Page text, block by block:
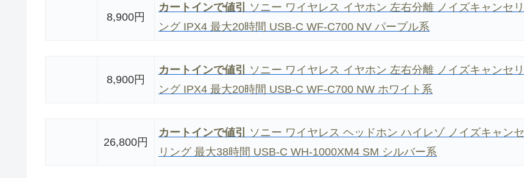
8,900円
カートインで値引
ソニー ワイヤレス イヤホン 左右分離 ノイズキャンセリ
ング IPX4 最大20時間 USB-C WF-C700 NV パープル系
8,900円
カートインで値引
ソニー ワイヤレス イヤホン 左右分離 ノイズキャンセリ
ング IPX4 最大20時間 USB-C WF-C700 NW ホワイト系
26,800円
カートインで値引
ソニー ワイヤレス ヘッドホン ハイレゾ ノイズキャンセ
リング 最大38時間 USB-C WH-1000XM4 SM シルバー系